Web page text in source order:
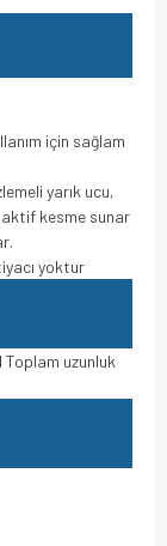
için sağlam
yarık ucu,
kesme sunar
yoktur
Toplam uzunluk